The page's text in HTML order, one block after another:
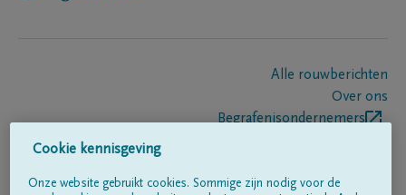
Alle rouwberichten
Over ons
Begrafenisondernemers
Cookie kennisgeving
Onze website gebruikt cookies. Sommige zijn nodig voor de